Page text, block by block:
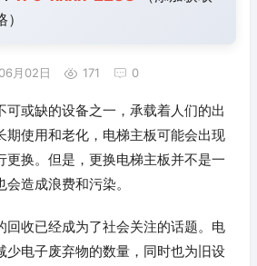
月02日 171 0
可或缺的设备之一，承载着人们的出
期使用和老化，电梯主板可能会出现
更换。但是，更换电梯主板并不是一
造成浪费和污染。
回收已经成为了社会关注的话题。电
少电子废弃物的数量，同时也为旧设